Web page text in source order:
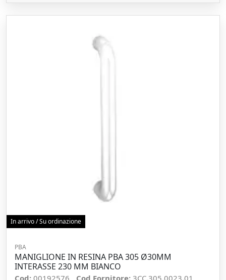
In arrivo / Su ordinazione
PBA
MANIGLIONE IN RESINA PBA 305 Ø30MM
INTERASSE 230 MM BIANCO
Cod: 00192576 Cod Fornitore: 3CC.305.0023.01